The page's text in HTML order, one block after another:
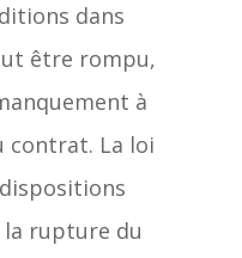
dans
être rompu,
à
contrat. La loi
la rupture du